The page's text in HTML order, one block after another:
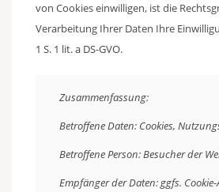
von Cookies einwilligen, ist die
Verarbeitung Ihrer Daten Ihre
1 S. 1 lit. a DS-GVO.
Zusammenfassung:
Betroffene Daten: Cookies,
Betroffene Person: Besucher der
Empfänger der Daten: ggfs.